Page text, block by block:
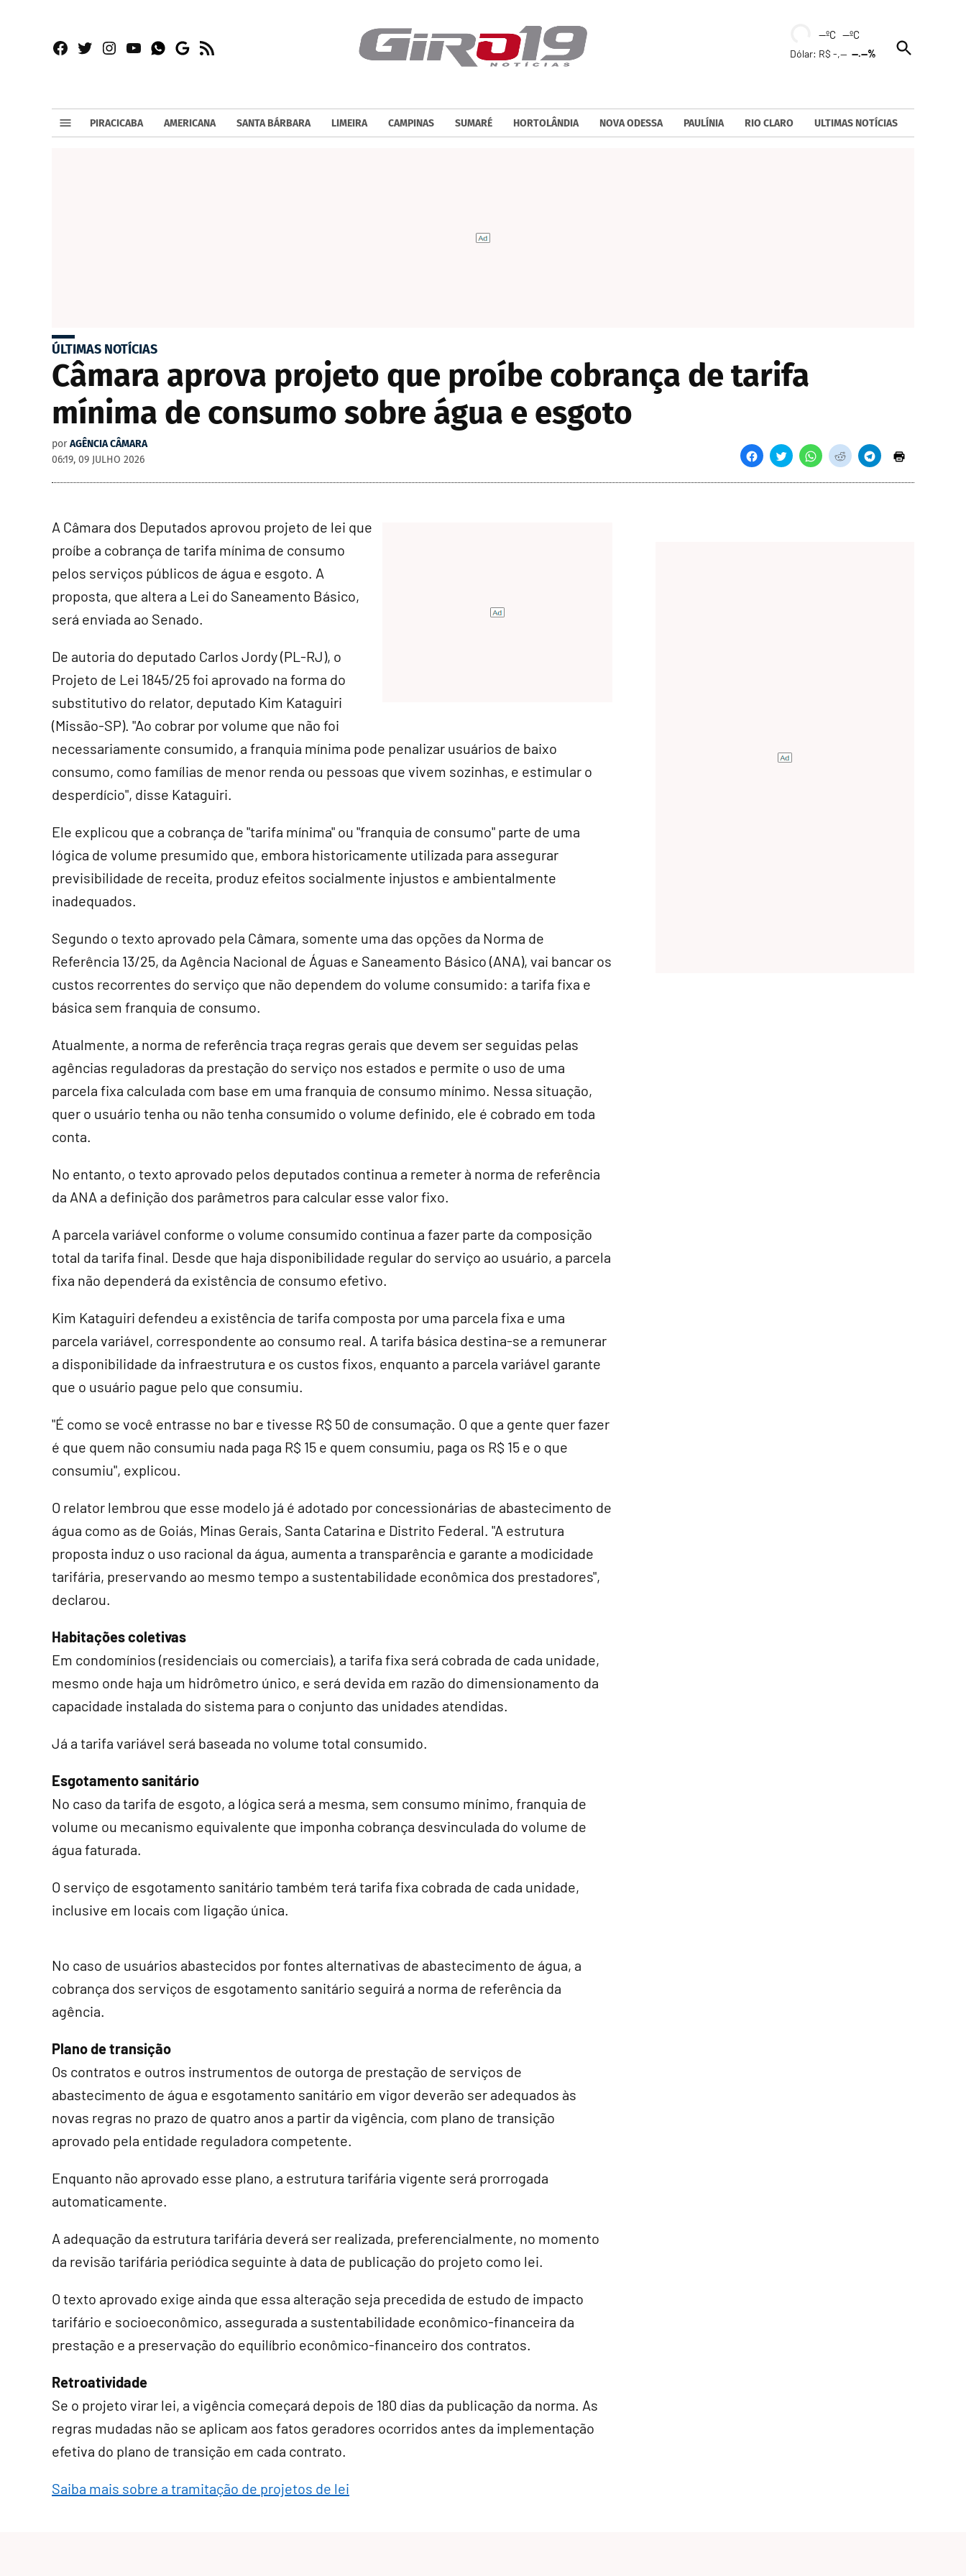
Facebook
TwitterInstagram
YouTubeWhatsapp
Google
RSS
--ºC --ºC
Dólar: R$ -,----.--%
Open
Search
PIRACICABA AMERICANA SANTA BÁRBARA LIMEIRA CAMPINAS SUMARÉ HORTOLÂNDIA NOVA ODESSA PAULÍNIA RIO CLARO ULTIMAS NOTÍCIAS
ÚLTIMAS NOTÍCIAS
Câmara aprova projeto que proíbe cobrança de tarifa
mínima de consumo sobre água e esgoto
por AGÊNCIA CÂMARA
06:19, 09 JULHO 2026
A Câmara dos Deputados aprovou projeto de lei que
proíbe a cobrança de tarifa mínima de consumo
pelos serviços públicos de água e esgoto. A
proposta, que altera a Lei do Saneamento Básico,
será enviada ao Senado.
De autoria do deputado Carlos Jordy (PL-RJ), o
Projeto de Lei 1845/25 foi aprovado na forma do
substitutivo do relator, deputado Kim Kataguiri
(Missão-SP). "Ao cobrar por volume que não foi
necessariamente consumido, a franquia mínima pode penalizar usuários de baixo
consumo, como famílias de menor renda ou pessoas que vivem sozinhas, e estimular o
desperdício", disse Kataguiri.
Ele explicou que a cobrança de "tarifa mínima" ou "franquia de consumo" parte de uma
lógica de volume presumido que, embora historicamente utilizada para assegurar
previsibilidade de receita, produz efeitos socialmente injustos e ambientalmente
inadequados.
Segundo o texto aprovado pela Câmara, somente uma das opções da Norma de
Referência 13/25, da Agência Nacional de Águas e Saneamento Básico (ANA), vai bancar os
custos recorrentes do serviço que não dependem do volume consumido: a tarifa fixa e
básica sem franquia de consumo.
Atualmente, a norma de referência traça regras gerais que devem ser seguidas pelas
agências reguladoras da prestação do serviço nos estados e permite o uso de uma
parcela fixa calculada com base em uma franquia de consumo mínimo. Nessa situação,
quer o usuário tenha ou não tenha consumido o volume definido, ele é cobrado em toda
conta.
No entanto, o texto aprovado pelos deputados continua a remeter à norma de referência
da ANA a definição dos parâmetros para calcular esse valor fixo.
A parcela variável conforme o volume consumido continua a fazer parte da composição
total da tarifa final. Desde que haja disponibilidade regular do serviço ao usuário, a parcela
fixa não dependerá da existência de consumo efetivo.
Kim Kataguiri defendeu a existência de tarifa composta por uma parcela fixa e uma
parcela variável, correspondente ao consumo real. A tarifa básica destina-se a remunerar
a disponibilidade da infraestrutura e os custos fixos, enquanto a parcela variável garante
que o usuário pague pelo que consumiu.
"É como se você entrasse no bar e tivesse R$ 50 de consumação. O que a gente quer fazer
é que quem não consumiu nada paga R$ 15 e quem consumiu, paga os R$ 15 e o que
consumiu", explicou.
O relator lembrou que esse modelo já é adotado por concessionárias de abastecimento de
água como as de Goiás, Minas Gerais, Santa Catarina e Distrito Federal. "A estrutura
proposta induz o uso racional da água, aumenta a transparência e garante a modicidade
tarifária, preservando ao mesmo tempo a sustentabilidade econômica dos prestadores",
declarou.
Habitações coletivas
Em condomínios (residenciais ou comerciais), a tarifa fixa será cobrada de cada unidade,
mesmo onde haja um hidrômetro único, e será devida em razão do dimensionamento da
capacidade instalada do sistema para o conjunto das unidades atendidas.
Já a tarifa variável será baseada no volume total consumido.
Esgotamento sanitário
No caso da tarifa de esgoto, a lógica será a mesma, sem consumo mínimo, franquia de
volume ou mecanismo equivalente que imponha cobrança desvinculada do volume de
água faturada.
O serviço de esgotamento sanitário também terá tarifa fixa cobrada de cada unidade,
inclusive em locais com ligação única.
No caso de usuários abastecidos por fontes alternativas de abastecimento de água, a
cobrança dos serviços de esgotamento sanitário seguirá a norma de referência da
agência.
Plano de transição
Os contratos e outros instrumentos de outorga de prestação de serviços de
abastecimento de água e esgotamento sanitário em vigor deverão ser adequados às
novas regras no prazo de quatro anos a partir da vigência, com plano de transição
aprovado pela entidade reguladora competente.
Enquanto não aprovado esse plano, a estrutura tarifária vigente será prorrogada
automaticamente.
A adequação da estrutura tarifária deverá ser realizada, preferencialmente, no momento
da revisão tarifária periódica seguinte à data de publicação do projeto como lei.
O texto aprovado exige ainda que essa alteração seja precedida de estudo de impacto
tarifário e socioeconômico, assegurada a sustentabilidade econômico-financeira da
prestação e a preservação do equilíbrio econômico-financeiro dos contratos.
Retroatividade
Se o projeto virar lei, a vigência começará depois de 180 dias da publicação da norma. As
regras mudadas não se aplicam aos fatos geradores ocorridos antes da implementação
efetiva do plano de transição em cada contrato.
Saiba mais sobre a tramitação de projetos de lei